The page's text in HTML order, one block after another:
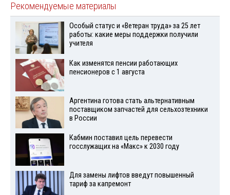
Рекомендуемые материалы
Особый статус и «Ветеран труда» за 25 лет
работы: какие меры поддержки получили
учителя
Как изменятся пенсии работающих
пенсионеров с 1 августа
Аргентина готова стать альтернативным
поставщиком запчастей для сельхозтехники
в России
Кабмин поставил цель перевести
госслужащих на «Макс» к 2030 году
Для замены лифтов введут повышенный
тариф за капремонт